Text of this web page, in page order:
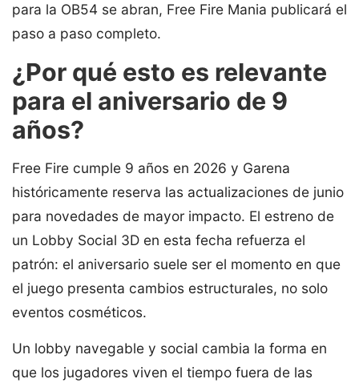
para la OB54 se abran, Free Fire Mania publicará el
paso a paso completo.
¿Por qué esto es relevante
para el aniversario de 9
años?
Free Fire cumple 9 años en 2026 y Garena
históricamente reserva las actualizaciones de junio
para novedades de mayor impacto. El estreno de
un Lobby Social 3D en esta fecha refuerza el
patrón: el aniversario suele ser el momento en que
el juego presenta cambios estructurales, no solo
eventos cosméticos.
Un lobby navegable y social cambia la forma en
que los jugadores viven el tiempo fuera de las